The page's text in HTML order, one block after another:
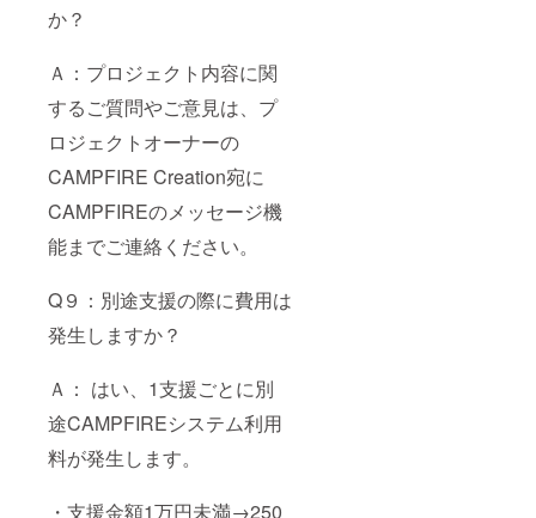
か？
Ａ：プロジェクト内容に関
するご質問やご意見は、プ
ロジェクトオーナーの
CAMPFIRE Creation宛に
CAMPFIREのメッセージ機
能までご連絡ください。
Q９：別途支援の際に費用は
発生しますか？
Ａ： はい、1支援ごとに別
途CAMPFIREシステム利用
料が発生します。
・支援金額1万円未満→250